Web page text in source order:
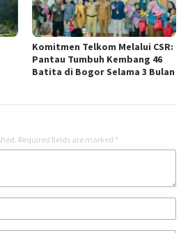
Komitmen Telkom Melalui CSR:
Pantau Tumbuh Kembang 46
Batita di Bogor Selama 3 Bulan
Required fields are marked *